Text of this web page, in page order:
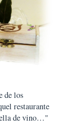
de los
restaurante
de vino…"